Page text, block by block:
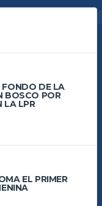
FONDO DE LA
BOSCO POR
LA LPR
EL PRIMER